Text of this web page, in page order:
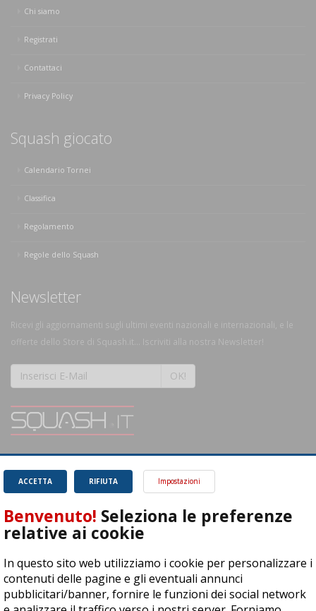
Chi siamo
Registrati
Contattaci
Privacy Policy
Squash giocato
Calendario Tornei
Classifica
Regolamento
Regole dello Squash
Newsletter
Ricevi gli aggiornamenti sugli ultimi eventi nazionali e internazionali, e le
offerte dello Store di Squash.it... Iscriviti alla nostra Newsletter!
OK!
SQUASH.it: Il punto di riferimento quotidiano per tutti gli amanti di questo
magnifico sport.
Leggi
RIFIUTA
ACCETTA Impostazioni
Benvenuto! Seleziona le preferenze
relative ai cookie
In questo sito web utilizziamo i cookie per personalizzare i
contenuti delle pagine e gli eventuali annunci
pubblicitari/banner, fornire le funzioni dei social network
ASD Let's Sport - Via T. Olivelli 3, 25014 Castenedolo (BS) - P. Iva:
04278030988
© Copyright 2015 | All Rights Reserved - Powered byDynDevice